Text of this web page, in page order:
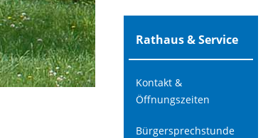
Rathaus & Service
Kontakt &
Öffnungszeiten
Bürgersprechstunde